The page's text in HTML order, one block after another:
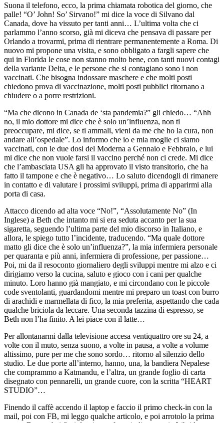
Suona il telefono, ecco, la prima chiamata robotica del giorno, che
palle! “O’ John! So’ Sirvano!” mi dice la voce di Silvano dal
Canada, dove ha vissuto per tanti anni… L’ultima volta che ci
parlammo l’anno scorso, già mi diceva che pensava di passare per
Orlando a trovarmi, prima di rientrare permanentemente a Roma. Di
nuovo mi propone una visita, e sono obbligato a fargli sapere che
qui in Florida le cose non stanno molto bene, con tanti nuovi contagi
della variante Delta, e le persone che si contagiano sono i non
vaccinati. Che bisogna indossare maschere e che molti posti
chiedono prova di vaccinazione, molti posti pubblici ritornano a
chiudere o a porre restrizioni.
“Ma che dicono in Canada de ‘sta pandemia?” gli chiedo… “Ahh
no, il mio dottore mi dice che è solo un’influenza, non ti
preoccupare, mi dice, se ti ammali, vieni da me che ho la cura, non
andare all’ospedale”. Lo informo che io e mia moglie ci siamo
vaccinati, con le due dosi del Moderna a Gennaio e Febbraio, e lui
mi dice che non vuole farsi il vaccino perché non ci crede. Mi dice
che l’ambasciata USA gli ha approvato il visto transitorio, che ha
fatto il tampone e che è negativo… Lo saluto dicendogli di rimanere
in contatto e di valutare i prossimi sviluppi, prima di apparirmi alla
porta di casa.
Attacco dicendo ad alta voce “No!”, “Assolutamente No” (In
Inglese) a Beth che intanto mi si era seduta accanto per la sua
sigaretta, seguendo l’ultima parte del mio discorso in Italiano, e
allora, le spiego tutto l’incidente, traducendo. “Ma quale dottore
matto gli dice che è solo un’influenza?”, la mia infermiera personale
per quaranta e più anni, infermiera di professione, per passione…
Poi, mi da il resoconto giornaliero degli sviluppi mentre mi alzo e ci
dirigiamo verso la cucina, saluto e gioco con i cani per qualche
minuto. Loro hanno già mangiato, e mi circondano con le piccole
code sventolanti, guardandomi mentre mi preparo un toast con burro
di arachidi e marmellata di fico, la mia preferita, aspettando che cada
qualche briciola da leccare. Una seconda tazzina di espresso, se
Beth non l’ha finito. A lei piace con il latte…
Per allontanarmi dalla televisione accesa ventiquattro ore su 24, a
volte con il muto, senza suono, a volte in pausa, a volte a volume
altissimo, pure per me che sono sordo… ritorno al silenzio dello
studio. Le due porte all’interno, hanno, una, la bandiera Nepalese
che comprammo a Katmandu, e l’altra, un grande foglio di carta
disegnato con pennarelli, un grande cuore, con la scritta “HEART
STUDIO”…
Finendo il caffè accendo il laptop e faccio il primo check-in con la
mail, poi con FB, mi leggo qualche articolo, e poi arrotolo la prima